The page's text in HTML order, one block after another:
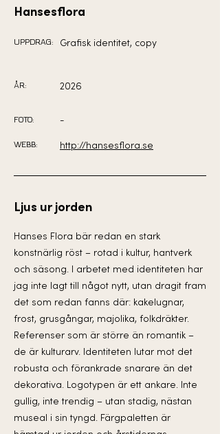
Hansesflora
UPPDRAG: Grafisk identitet, copy
ÅR: 2026
FOTO: -
WEBB: http://hansesflora.se
Ljus ur jorden
Hanses Flora bär redan en stark
konstnärlig röst – rotad i kultur, hantverk
och säsong. I arbetet med identiteten har
jag inte lagt till något nytt, utan dragit fram
det som redan fanns där: kakelugnar,
frost, grusgångar, majolika, folkdräkter.
Referenser som är större än romantik –
de är kulturarv. Identiteten lutar mot det
robusta och förankrade snarare än det
dekorativa. Logotypen är ett ankare. Inte
gullig, inte trendig – utan stadig, nästan
museal i sin tyngd. Färgpaletten är